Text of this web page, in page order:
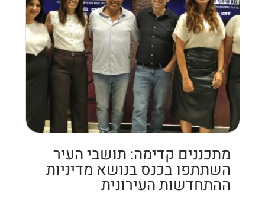
מתכננים קדימה: תושבי העיר
השתתפו בכנס בנושא מדיניות
ההתחדשות העירונית